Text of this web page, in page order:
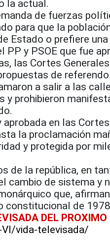
la actual.
de fuerzas
para que la
Estado o prefiere una
PP y PSOE que fue
las Cortes
de
a salir a las
y prohibieron
en las
la proclamación
y protegida por
de la república, en
cambio de sistema y
que,
constitucional de
DEL PROXIMO
vida-televisada/